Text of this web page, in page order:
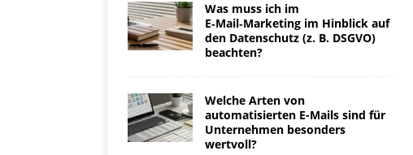
Was muss ich im
E‑Mail‑Marketing im Hinblick auf
den Datenschutz (z. B. DSGVO)
beachten?
Welche Arten von
automatisierten E-Mails sind für
Unternehmen besonders
wertvoll?